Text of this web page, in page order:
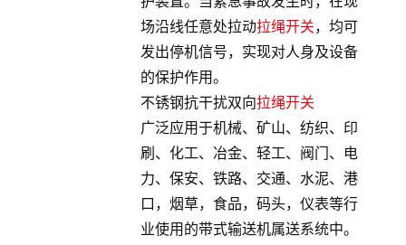
场沿线任意处拉动拉绳开关，均可
发出停机信号，实现对人身及设备
的保护作用。
不锈钢抗干扰双向拉绳开关
广泛应用于机械、矿山、纺织、印
刷、化工、冶金、轻工、阀门、电
力、保安、铁路、交通、水泥、港
口，烟草，食品，码头，仪表等行
业使用的带式输送机属送系统中。